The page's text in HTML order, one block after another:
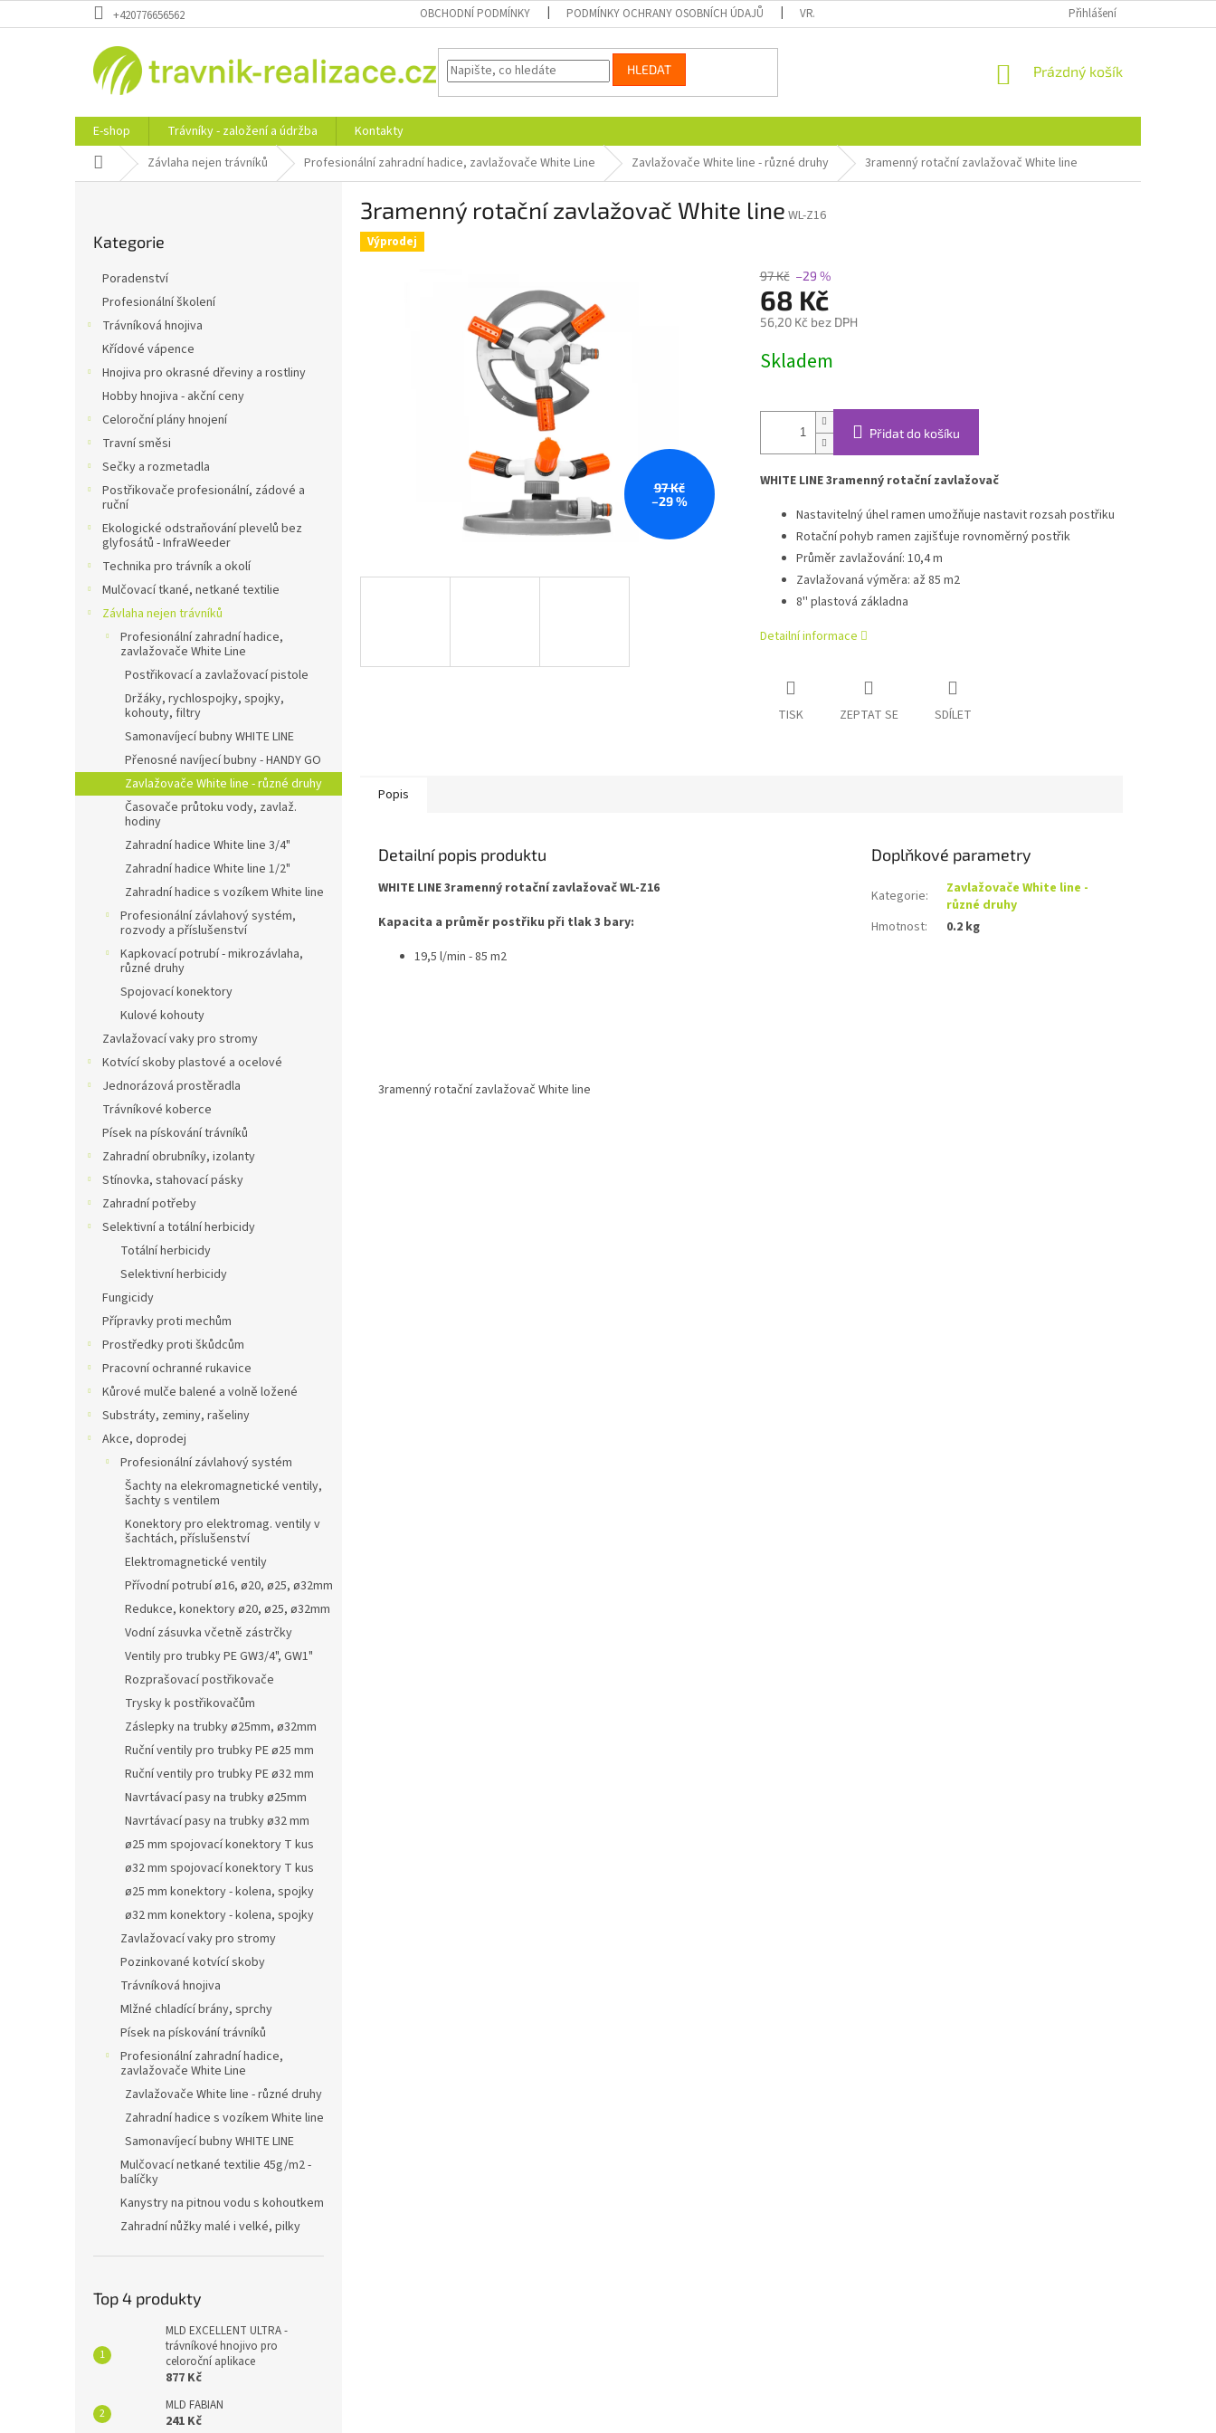
na
+420776656562 OBCHODNÍ PODMÍNKY PODMÍNKY OCHRANY OSOBNÍCH ÚDAJŮ VRÁCENÍ ZBOŽÍ DOPRAVA
Přihlášení
HLEDAT
NÁKUPNÍ
Prázdný košík
E-shop Trávníky - založení a údržba
Kontakty
Domů Závlaha nejen trávníků Profesionální zahradní hadice, zavlažovače White Line Zavlažovače White line - různé druhy 3ramenný rotační zavlažovač White line
kategorie
Kategorie
Poradenství
Profesionální školení
Trávníková hnojiva
Křídové vápence
Hnojiva pro okrasné dřeviny a rostliny
Hobby hnojiva - akční ceny
Celoroční plány hnojení
Travní směsi
Sečky a rozmetadla
Postřikovače profesionální, zádové a
ruční
Ekologické odstraňování plevelů bez
glyfosátů - InfraWeeder
Technika pro trávník a okolí
Mulčovací tkané, netkané textilie
Závlaha nejen trávníků
Profesionální zahradní hadice,
zavlažovače White Line
Postřikovací a zavlažovací pistole
Držáky, rychlospojky, spojky,
kohouty, filtry
Samonavíjecí bubny WHITE LINE
Přenosné navíjecí bubny - HANDY GO
Zavlažovače White line - různé druhy
Časovače průtoku vody, zavlaž.
hodiny
Zahradní hadice White line 3/4"
Zahradní hadice White line 1/2"
Zahradní hadice s vozíkem White line
Profesionální závlahový systém,
rozvody a příslušenství
Kapkovací potrubí - mikrozávlaha,
různé druhy
Spojovací konektory
Kulové kohouty
Zavlažovací vaky pro stromy
Kotvící skoby plastové a ocelové
Jednorázová prostěradla
Trávníkové koberce
Písek na pískování trávníků
Zahradní obrubníky, izolanty
Stínovka, stahovací pásky
Zahradní potřeby
Selektivní a totální herbicidy
Totální herbicidy
Selektivní herbicidy
Fungicidy
Přípravky proti mechům
Prostředky proti škůdcům
Pracovní ochranné rukavice
Kůrové mulče balené a volně ložené
Substráty, zeminy, rašeliny
Akce, doprodej
Profesionální závlahový systém
Šachty na elekromagnetické ventily,
šachty s ventilem
Konektory pro elektromag. ventily v
šachtách, příslušenství
Elektromagnetické ventily
Přívodní potrubí ø16, ø20, ø25, ø32mm
Redukce, konektory ø20, ø25, ø32mm
Vodní zásuvka včetně zástrčky
Ventily pro trubky PE GW3/4", GW1"
Rozprašovací postřikovače
Trysky k postřikovačům
Záslepky na trubky ø25mm, ø32mm
Ruční ventily pro trubky PE ø25 mm
Ruční ventily pro trubky PE ø32 mm
Navrtávací pasy na trubky ø25mm
Navrtávací pasy na trubky ø32 mm
ø25 mm spojovací konektory T kus
ø32 mm spojovací konektory T kus
ø25 mm konektory - kolena, spojky
ø32 mm konektory - kolena, spojky
Zavlažovací vaky pro stromy
Pozinkované kotvící skoby
Trávníková hnojiva
Mlžné chladící brány, sprchy
Písek na pískování trávníků
Profesionální zahradní hadice,
zavlažovače White Line
Zavlažovače White line - různé druhy
Zahradní hadice s vozíkem White line
Samonavíjecí bubny WHITE LINE
Mulčovací netkané textilie 45g/m2 -
balíčky
Kanystry na pitnou vodu s kohoutkem
Zahradní nůžky malé i velké, pilky
Top 4 produkty
MLD EXCELLENT ULTRA -
trávníkové hnojivo pro
celoroční aplikace
877 Kč
MLD FABIAN
241 Kč
3ramenný rotační zavlažovač White line WL-Z16
Výprodej
97 Kč
–29 %
97 Kč –29 %
68 Kč
56,20 Kč bez DPH
cena:
Skladem
Přidat do košíku
WHITE LINE 3ramenný rotační zavlažovač
Nastavitelný úhel ramen umožňuje nastavit rozsah postřiku
Rotační pohyb ramen zajišťuje rovnoměrný postřik
Průměr zavlažování: 10,4 m
Zavlažovaná výměra: až 85 m2
8'' plastová základna
Detailní informace
TISK ZEPTAT SE SDÍLET
Popis
Detailní popis produktu
WHITE LINE 3ramenný rotační zavlažovač WL-Z16
Kapacita a průměr postřiku při tlak 3 bary:
19,5 l/min - 85 m2
3ramenný rotační zavlažovač White line
Doplňkové parametry
Kategorie:
Zavlažovače White line -
různé druhy
Hmotnost: 0.2 kg